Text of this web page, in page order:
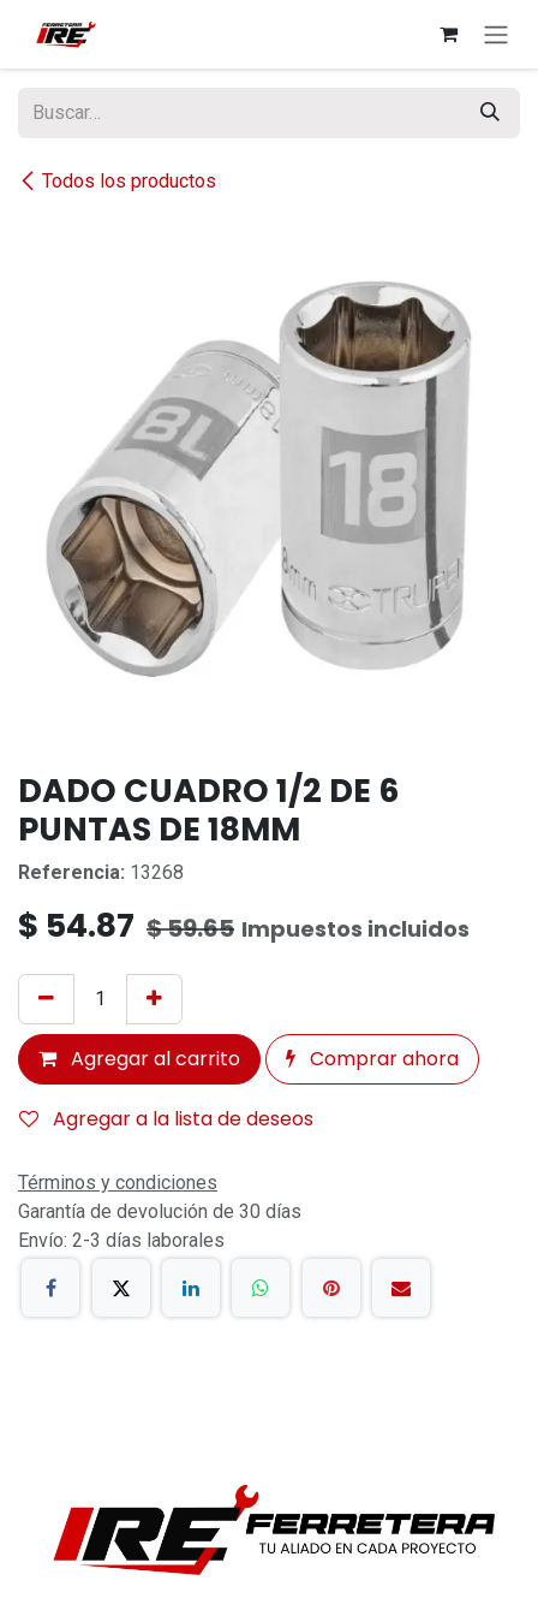
Todos los productos
DADO CUADRO 1/2 DE 6
PUNTAS DE 18MM
Referencia: 13268
$ 54.87 $59.65 Impuestos incluidos
Agregar al carrito Comprar ahora
Agregar a la lista de deseos
Términos y condiciones
Garantía de devolución de 30 días
Envío: 2-3 días laborales